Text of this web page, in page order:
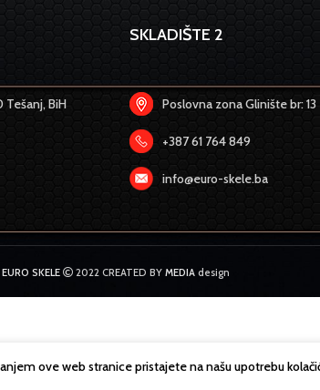
Tešanj, BiH
SKLADIŠTE 2
Poslovna zona Glinište br: 13
+387 61 764 849
info@euro-skele.ba
EURO SKELE 2022 CREATED BY MEDIA design
ove web stranice pristajete na našu upotrebu